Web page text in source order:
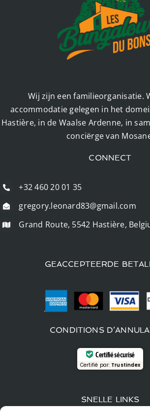
Wij zijn een familieorganisatie.
accommodatie gelegen in het
Hastière, in de Waalse Ardenne, in
conciërge van
CONNECT
+32 460 20 01 35
gregory.leonard83@gmail.com
Grand Route, 5542 Hastière,
GEACCEPTEERDE
CONDITIONS
Certifié sécurisé
Certifié par: Trustindex
SNELLE LINKS